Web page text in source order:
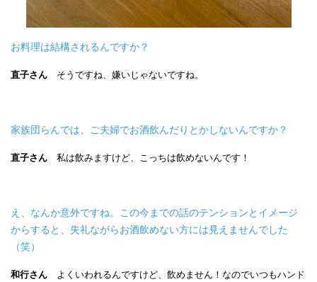
お料理は結構されるんですか？
直子さん そうですね、嫌いじゃないですね。
家族団らんでは、ご夫婦でお酒飲んだりとかしないんですか？
直子さん 私は飲みますけど、こっちは飲めないんです！
え、なんか意外ですね。この今までの話のテンションとイメージ
からすると、失礼ながらお酒飲めない方には見えませんでした
（笑）
和行さん
よくいわれるんですけど、飲めません！なのでいつもハンド